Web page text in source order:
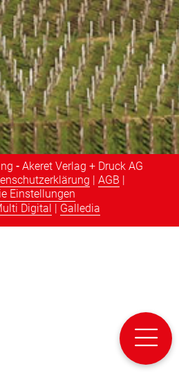
- Akeret Verlag + Druck AG
| AGB |
Einstellungen
Digital | Galledia